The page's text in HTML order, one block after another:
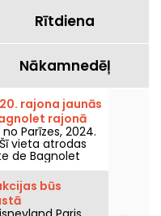
Rītdiena
Nākamnedēļ
rajona jaunās
rajonā
Parīzes, 2024.
vieta atrodas
de Bagnolet
šajā
būs